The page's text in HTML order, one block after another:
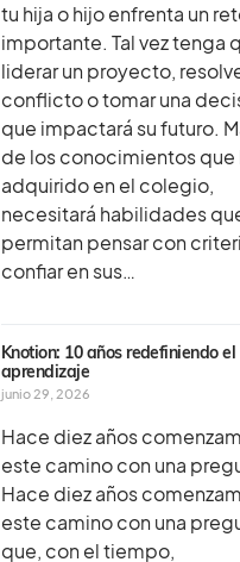
tu hija o hijo enfrenta un
importante. Tal vez tenga
liderar un proyecto,
conflicto o tomar una
que impactará su futuro.
de los conocimientos que
adquirido en el colegio,
necesitará habilidades
permitan pensar con
confiar en sus…
Knotion: 10 años redefiniendo el
aprendizaje
junio 29, 2026
Hace diez años
este camino con una
Hace diez años
este camino con una
que, con el tiempo,